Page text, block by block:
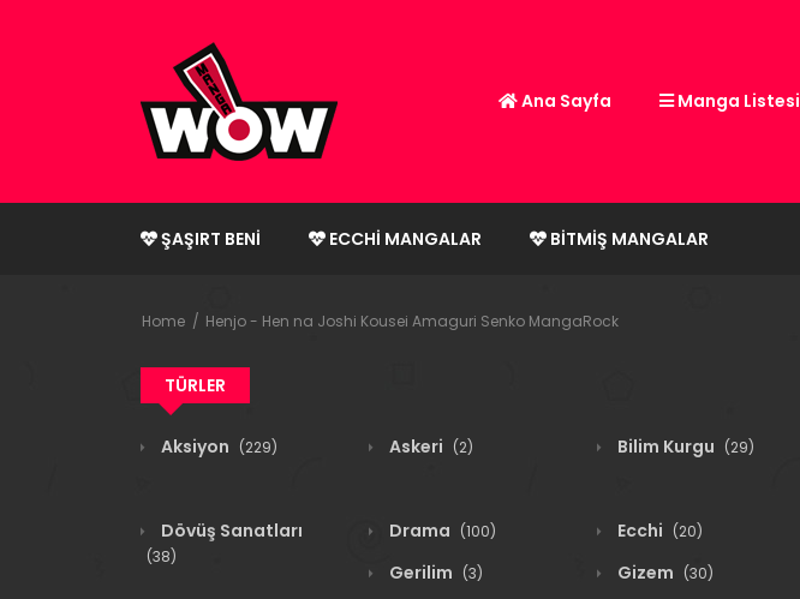
Ana Sayfa Manga Listesi
ŞAŞIRT BENI ECCHI MANGALAR BITMIŞ MANGALAR
Home Henjo - Hen na Joshi Kousei Amaguri Senko MangaRock
TÜRLER
Aksiyon (229) Askeri (2) Bilim Kurgu (29)
Dövüş Sanatları
(38)
Drama (100) Ecchi (20)
Gerilim (3) Gizem (30)